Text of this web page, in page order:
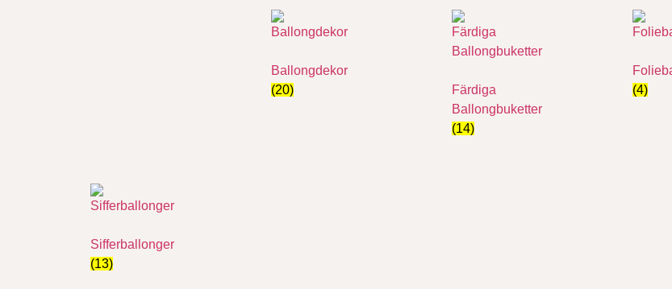
Ballongdekor
(20)
Färdiga
Ballongbuketter
(14)
(4)
Sifferballonger
(13)